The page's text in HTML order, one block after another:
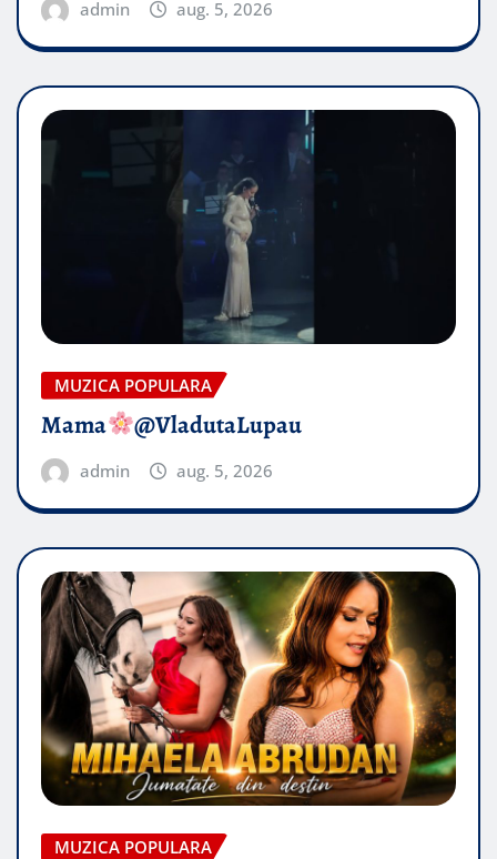
admin aug. 5, 2026
MUZICA POPULARA
Mama @VladutaLupau
admin aug. 5, 2026
MUZICA POPULARA